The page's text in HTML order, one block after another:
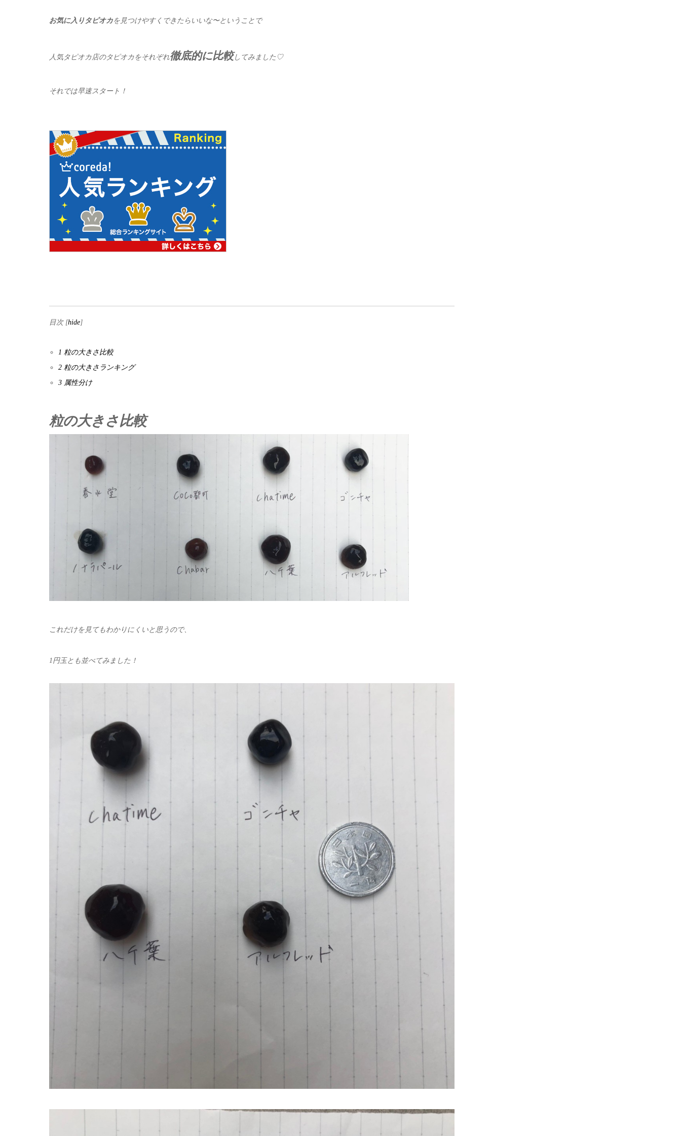
お気に入りタピオカを見つけやすくできたらいいな〜ということで
人気タピオカ店のタピオカをそれぞれ徹底的に比較してみました♡
それでは早速スタート！
目次 [hide]
1 粒の大きさ比較
2 粒の大きさランキング
3 属性分け
粒の大きさ比較
これだけを見てもわかりにくいと思うので、
1円玉とも並べてみました！